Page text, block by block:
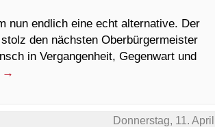
nun endlich eine echt alternative. Der
den nächsten Oberbürgermeister
in Vergangenheit, Gegenwart und
→
Donnerstag, 11. April